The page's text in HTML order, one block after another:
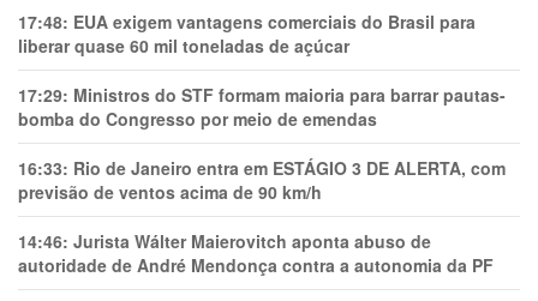
17:48: EUA exigem vantagens comerciais do Brasil para
liberar quase 60 mil toneladas de açúcar
17:29: Ministros do STF formam maioria para barrar pautas-
bomba do Congresso por meio de emendas
16:33: Rio de Janeiro entra em ESTÁGIO 3 DE ALERTA, com
previsão de ventos acima de 90 km/h
14:46: Jurista Wálter Maierovitch aponta abuso de
autoridade de André Mendonça contra a autonomia da PF